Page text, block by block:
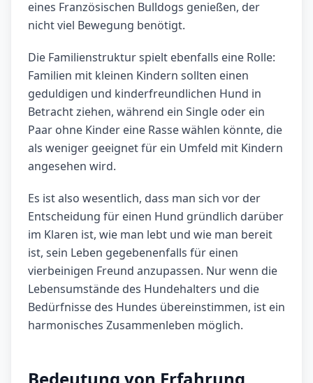
eines Französischen Bulldogs genießen, der
nicht viel Bewegung benötigt.
Die Familienstruktur spielt ebenfalls eine Rolle:
Familien mit kleinen Kindern sollten einen
geduldigen und kinderfreundlichen Hund in
Betracht ziehen, während ein Single oder ein
Paar ohne Kinder eine Rasse wählen könnte, die
als weniger geeignet für ein Umfeld mit Kindern
angesehen wird.
Es ist also wesentlich, dass man sich vor der
Entscheidung für einen Hund gründlich darüber
im Klaren ist, wie man lebt und wie man bereit
ist, sein Leben gegebenenfalls für einen
vierbeinigen Freund anzupassen. Nur wenn die
Lebensumstände des Hundehalters und die
Bedürfnisse des Hundes übereinstimmen, ist ein
harmonisches Zusammenleben möglich.